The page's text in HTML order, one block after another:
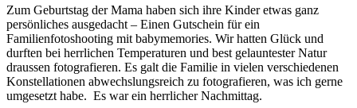
Zum Geburtstag der Mama haben sich ihre Kinder etwas ganz
persönliches ausgedacht – Einen Gutschein für ein
Familienfotoshooting mit babymemories. Wir hatten Glück und
durften bei herrlichen Temperaturen und best gelauntester Natur
draussen fotografieren. Es galt die Familie in vielen verschiedenen
Konstellationen abwechslungsreich zu fotografieren, was ich gerne
umgesetzt habe. Es war ein herrlicher Nachmittag.